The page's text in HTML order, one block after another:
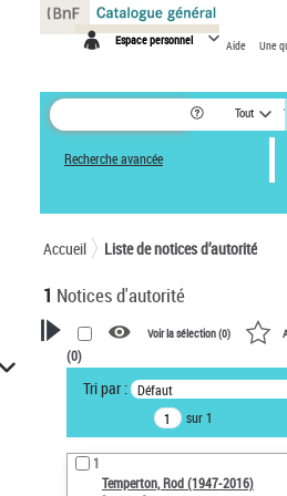
Espace personnel Aide Une
Tout
Recherche avancée
Accueil Liste de notices d’autorité
1 Notices d'autorité
VOTRE RECHERCHE
Recherche avancée dans les
notices d’autorité
Œuvres liées à l'auteur :
Temperton, Rod (1947-2016)
Voir la sélection (0)
(0)
Tri par : Défaut
sur 1
1
Temperton, Rod (1947-2016)
Panneau de gestion des cookies